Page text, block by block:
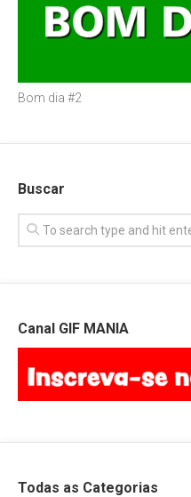
Bom dia #2
Buscar
Canal GIF MANIA
Todas as Categorias